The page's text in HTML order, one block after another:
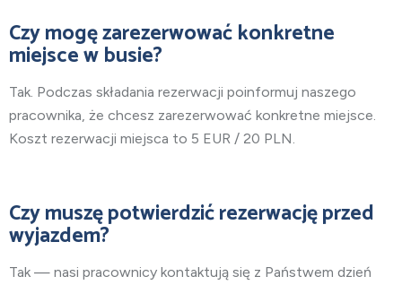
Czy mogę zarezerwować konkretne
miejsce w busie?
Tak. Podczas składania rezerwacji poinformuj naszego
pracownika, że chcesz zarezerwować konkretne miejsce.
Koszt rezerwacji miejsca to 5 EUR / 20 PLN.
Czy muszę potwierdzić rezerwację przed
wyjazdem?
Tak — nasi pracownicy kontaktują się z Państwem dzień